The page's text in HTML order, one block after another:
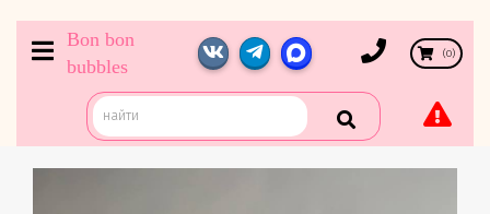
Bon bon
bubbles
(0)